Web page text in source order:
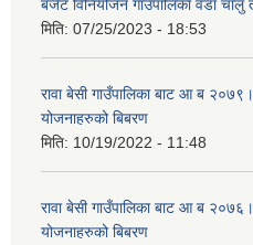
बजेट विनियोजन गाउँपालिका वडा
मिति: 07/25/2023 - 18:53
रावा बेसी गाउँपालिका बाट आ ब
योजनाहरुको बिबरण
मिति: 10/19/2022 - 11:48
रावा बेसी गाउँपालिका बाट आ ब
योजनाहरुको बिबरण